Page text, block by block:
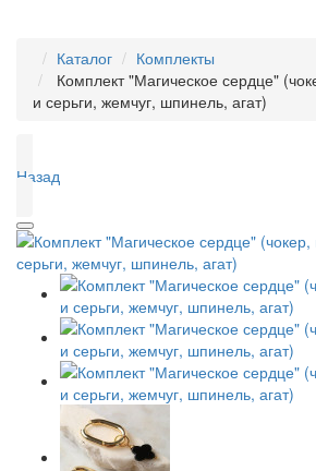
Каталог
Комплекты
Комплект "Магическое сердце"
и серьги, жемчуг, шпинель, агат)
Назад